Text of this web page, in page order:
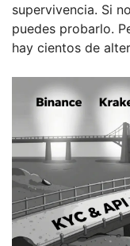
supervivencia. Si
puedes probarlo.
hay cientos de